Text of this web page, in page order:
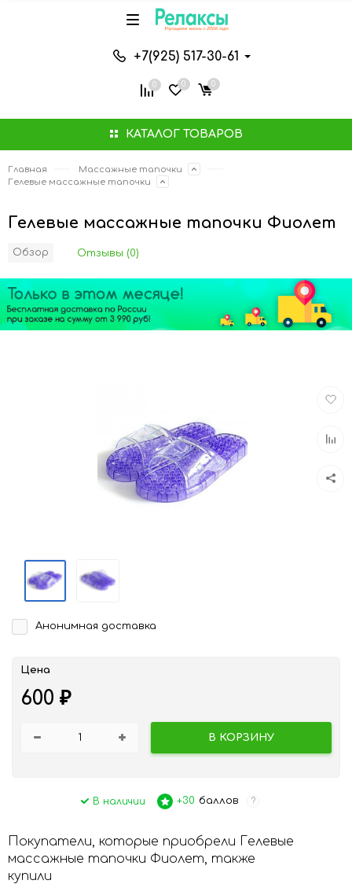
КАТАЛОГ ТОВАРОВ
+7(925) 517-30-61
0 0 0
Главная
Массажные тапочки
Гелевые массажные тапочки
Гелевые массажные тапочки Фиолет
Обзор Отзывы (0)
Анонимная доставка
Цена
600 ₽
В КОРЗИНУ
+30 баллов ?
В наличии
Покупатели, которые приобрели Гелевые
массажные тапочки Фиолет, также
купили